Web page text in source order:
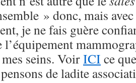
» donc, mais
je ne fais guère
l’équipement
seins. VoirICI ce
de ladite